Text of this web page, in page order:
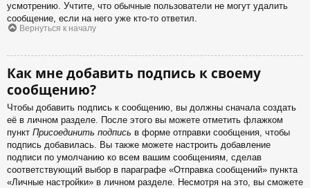
усмотрению. Учтите, что обычные пользователи не могут удалить
сообщение, если на него уже кто-то ответил.
Вернуться к началу
Как мне добавить подпись к своему
сообщению?
Чтобы добавить подпись к сообщению, вы должны сначала создать
её в личном разделе. После этого вы можете отметить флажком
пункт Присоединить подпись в форме отправки сообщения, чтобы
подпись добавилась. Вы также можете настроить добавление
подписи по умолчанию ко всем вашим сообщениям, сделав
соответствующий выбор в параграфе «Отправка сообщений» пункта
«Личные настройки» в личном разделе. Несмотря на это, вы сможете